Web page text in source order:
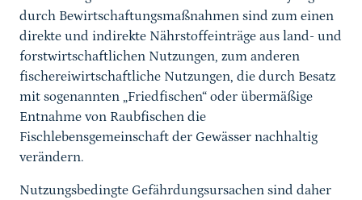
durch Bewirtschaftungsmaßnahmen sind zum einen
direkte und indirekte Nährstoffeinträge aus land- und
forstwirtschaftlichen Nutzungen, zum anderen
fischereiwirtschaftliche Nutzungen, die durch Besatz
mit sogenannten „Friedfischen“ oder übermäßige
Entnahme von Raubfischen die
Fischlebensgemeinschaft der Gewässer nachhaltig
verändern.
Nutzungsbedingte Gefährdungsursachen sind daher